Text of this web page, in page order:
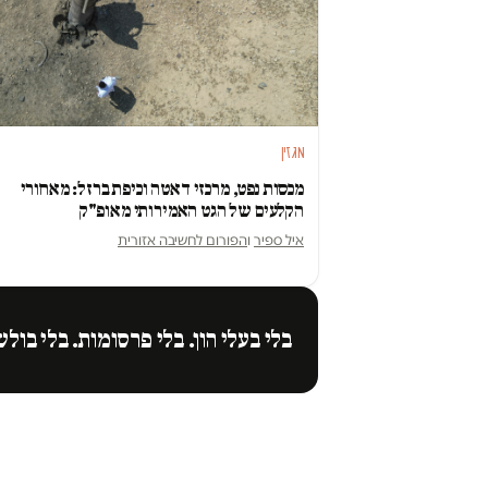
מגזין
מכסות נפט, מרכזי דאטה וכיפת ברזל: מאחורי
הקלעים של הגט האמירותי מאופ"ק
איל ספיר והפורום לחשיבה אזורית
בלי בעלי הון. בלי פרסומות. בלי